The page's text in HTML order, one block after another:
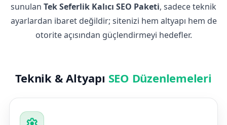
sunulan Tek Seferlik Kalıcı SEO Paketi, sadece teknik
ayarlardan ibaret değildir; sitenizi hem altyapı hem de
otorite açısından güçlendirmeyi hedefler.
Teknik & Altyapı SEO Düzenlemeleri